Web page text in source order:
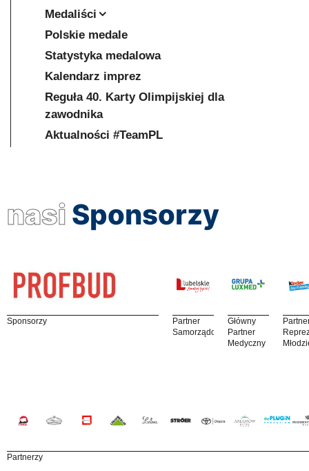
Medaliści
Polskie medale
Statystyka medalowa
Kalendarz imprez
Reguła 40. Karty Olimpijskiej dla
zawodnika
Aktualności #TeamPL
nasi Sponsorzy
Sponsorzy
Partner
Samorządowy
Główny
Partner
Medyczny
Partnerzy